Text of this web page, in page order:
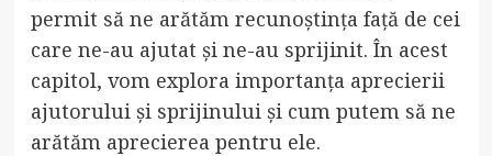
permit să ne arătăm recunoștința față de cei
care ne-au ajutat și ne-au sprijinit. În acest
capitol, vom explora importanța aprecierii
ajutorului și sprijinului și cum putem să ne
arătăm aprecierea pentru ele.